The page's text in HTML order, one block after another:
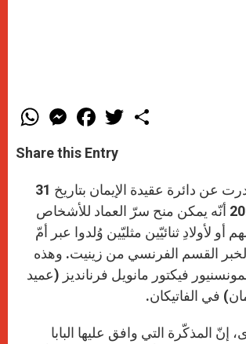
W
h
t
s
p
p
M
e
s
e
g
e
r
F
a
e
b
o
k
w
r
Share this Entry
أكّدت مذكّرة صدرت عن دائرة عقيدة الإيمان بتاريخ 31
تشرين الأوّل 2023 أنّه يمكن منح سرّ العماد للأشخاص
أو لأولادِ ثنائيّين مثليّين وُلدوا عبر أمّ
الخبر القسم الفرنسي من زينيت. وهذه
فيكتور مانويل فرنانديز (عميد
في الفاتيكان.
المذكّرة التي وافق عليها البابا